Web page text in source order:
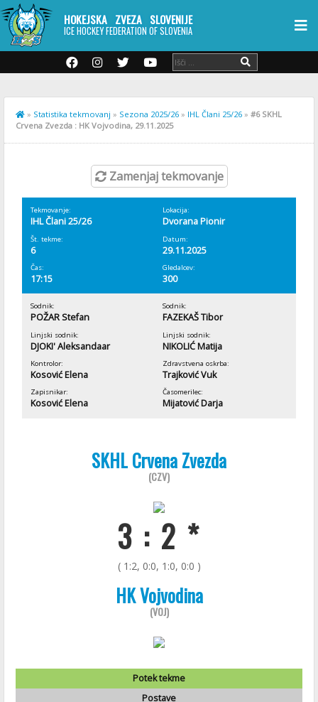
HOKEJSKA ZVEZA SLOVENIJE
ICE HOCKEY FEDERATION OF SLOVENIA
» Statistika tekmovanj » Sezona 2025/26 » IHL Člani 25/26 » #6 SKHL
Crvena Zvezda : HK Vojvodina, 29.11.2025
Zamenjaj tekmovanje
Tekmovanje:
IHL Člani 25/26
Lokacija:
Dvorana Pionir
Št. tekme:
6
Datum:
29.11.2025
Čas:
17:15
Gledalcev:
300
Sodnik:
POŽAR Stefan
Sodnik:
FAZEKAŠ Tibor
Linjski sodnik:
DJOKI' Aleksandaar
Linjski sodnik:
NIKOLIĆ Matija
Kontrolor:
Kosović Elena
Zdravstvena oskrba:
Trajković Vuk
Zapisnikar:
Kosović Elena
Časomerilec:
Mijatović Darja
SKHL Crvena Zvezda
(CZV)
3 : 2 *
( 1:2, 0:0, 1:0, 0:0 )
HK Vojvodina
(VOJ)
Potek tekme
Postave